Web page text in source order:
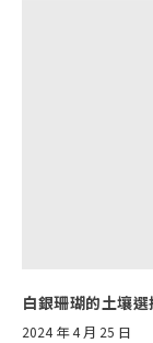
白銀珊瑚的土壤
2024 年 4 月 25 日